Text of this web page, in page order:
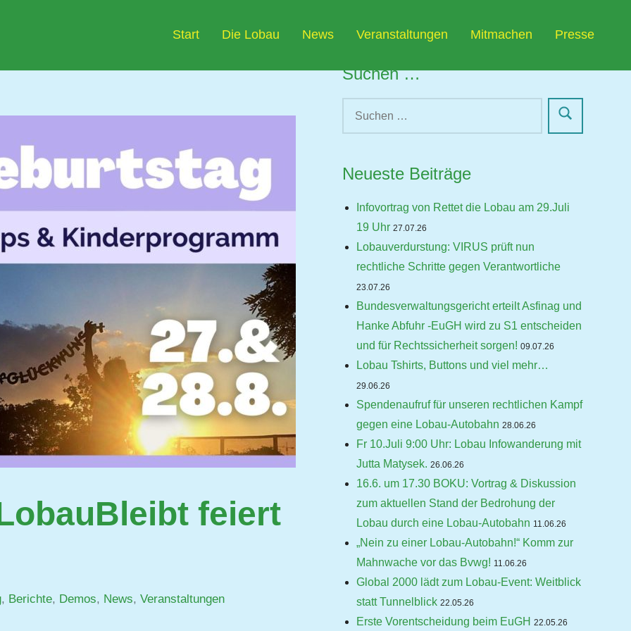
Start Die Lobau News Veranstaltungen Mitmachen Presse
feiert
, Berichte, Demos, News, Veranstaltungen
Suchen …
Neueste Beiträge
Infovortrag von Rettet die Lobau am 29.Juli
19 Uhr 27.07.26
Lobauverdurstung: VIRUS prüft nun
rechtliche Schritte gegen Verantwortliche
23.07.26
Bundesverwaltungsgericht erteilt Asfinag und
Hanke Abfuhr -EuGH wird zu S1 entscheiden
und für Rechtssicherheit sorgen! 09.07.26
Lobau Tshirts, Buttons und viel mehr…
29.06.26
Spendenaufruf für unseren rechtlichen Kampf
gegen eine Lobau-Autobahn 28.06.26
Fr 10.Juli 9:00 Uhr: Lobau Infowanderung mit
Jutta Matysek. 26.06.26
16.6. um 17.30 BOKU: Vortrag & Diskussion
zum aktuellen Stand der Bedrohung der
Lobau durch eine Lobau-Autobahn 11.06.26
„Nein zu einer Lobau-Autobahn!“ Komm zur
Mahnwache vor das Bvwg! 11.06.26
Global 2000 lädt zum Lobau-Event: Weitblick
statt Tunnelblick 22.05.26
Erste Vorentscheidung beim EuGH 22.05.26